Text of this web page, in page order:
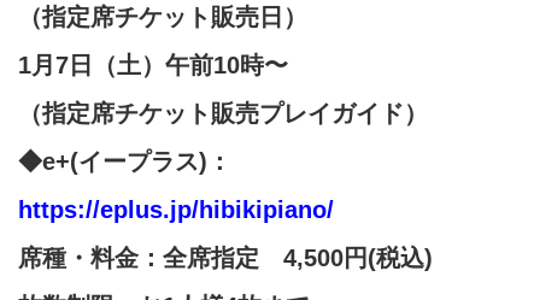
（指定席チケット販売日）
1月7日（土）午前10時〜
（指定席チケット販売プレイガイド）
◆e+(イープラス)：
https://eplus.jp/hibikipiano/
席種・料金：全席指定 4,500円(税込)